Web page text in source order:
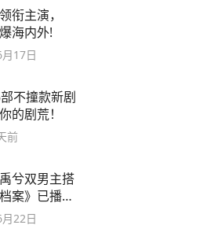
衔主演，
海内外!
17日
不撞款新剧
的剧荒！
前
兮双男主搭
案》已播
更新啦！
22日